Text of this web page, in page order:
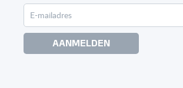
AANMELDEN